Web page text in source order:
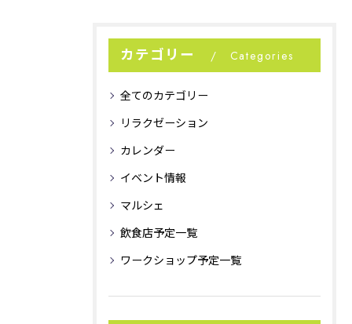
カテゴリー Categories
全てのカテゴリー
リラクゼーション
カレンダー
イベント情報
マルシェ
飲食店予定一覧
ワークショップ予定一覧